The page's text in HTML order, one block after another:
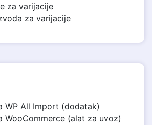
za varijacije
za varijacije
WP All Import (dodatak)
WooCommerce (alat za uvoz)